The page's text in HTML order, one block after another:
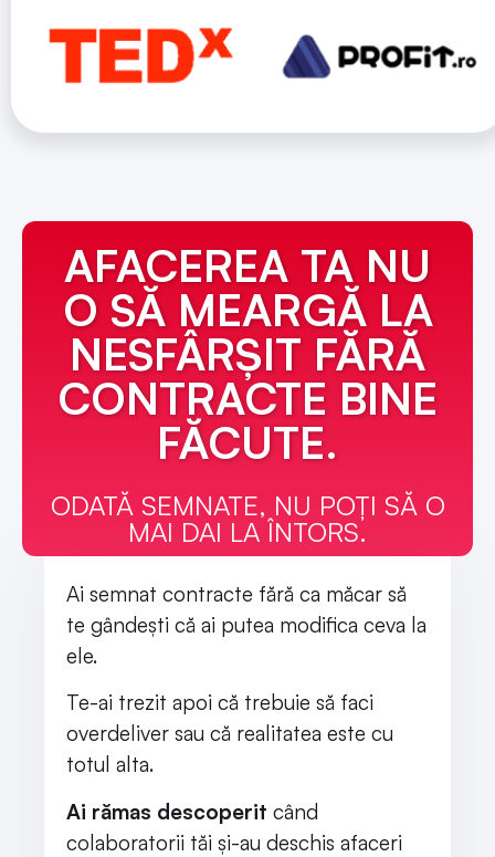
AFACEREA TA NU
O SĂ MEARGĂ LA
NESFÂRȘIT FĂRĂ
CONTRACTE BINE
FĂCUTE.
ODATĂ SEMNATE, NU POȚI SĂ O
MAI DAI LA ÎNTORS.
Ai semnat contracte fără ca măcar să
te gândești că ai putea modifica ceva la
ele.
Te-ai trezit apoi că trebuie să faci
overdeliver sau că realitatea este cu
totul alta.
Ai rămas descoperit când
colaboratorii tăi și-au deschis afaceri